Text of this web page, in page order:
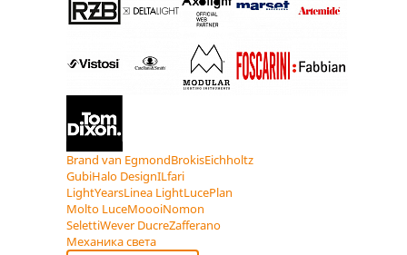
Brand van EgmondBrokisEichholtz
GubiHalo DesignILfari
LightYearsLinea LightLucePlan
Molto LuceMoooiNomon
SelettiWever DucreZafferano
Механика света